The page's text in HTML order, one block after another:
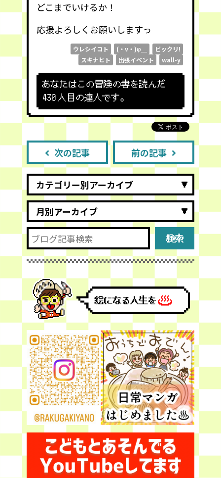
どこまでいけるか！
応援よろしくお願いしますっ
ウレシイコト (・v・)φ＿
ビックリ!
スキナヒト
出張イベント wall-y
あなたはこの冒険の書を読んだ
430 人目の達人です。
次の記事 前の記事